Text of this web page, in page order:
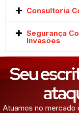
Consultoria
Segurança
Invasões
Seu
Atuamos no mercado